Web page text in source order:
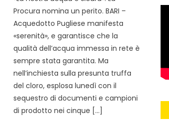
Procura nomina un perito. BARI –
Acquedotto Pugliese manifesta
«serenità», e garantisce che la
qualità dell’acqua immessa in rete è
sempre stata garantita. Ma
nell’inchiesta sulla presunta truffa
del cloro, esplosa lunedì con il
sequestro di documenti e campioni
di prodotto nei cinque […]